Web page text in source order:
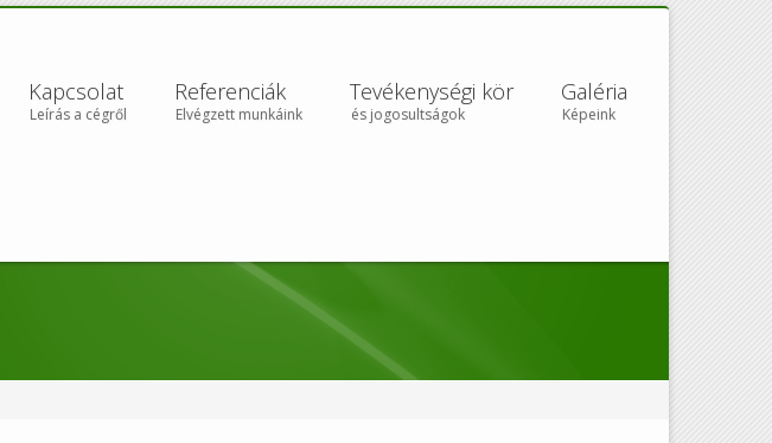
Kapcsolat
Leírás a cégről
Referenciák
Elvégzett munkáink
Tevékenységi kör
és jogosultságok
Galéria
Képeink